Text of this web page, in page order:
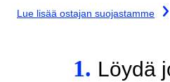
Lue lisää ostajan suojastamme
1. Löydä